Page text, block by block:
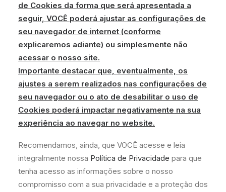
de Cookies da forma que será apresentada a
seguir, VOCÊ poderá ajustar as configurações de
seu navegador de internet (conforme
explicaremos adiante) ou simplesmente não
acessar o nosso site.
Importante destacar que, eventualmente, os
ajustes a serem realizados nas configurações de
seu navegador ou o ato de desabilitar o uso de
Cookies poderá impactar negativamente na sua
experiência ao navegar no website.
Recomendamos, ainda, que VOCÊ acesse e leia
integralmente nossa Política de Privacidade para que
tenha acesso as informações sobre o nosso
compromisso com a sua privacidade e a proteção dos